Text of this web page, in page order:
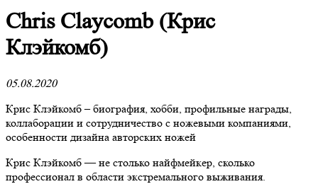
Chris Claycomb (Крис
Клэйкомб)
05.08.2020
Крис Клэйкомб – биография, хобби, профильные награды,
коллаборации и сотрудничество с ножевыми компаниями,
особенности дизайна авторских ножей
Крис Клэйкомб — не столько найфмейкер, сколько
профессионал в области экстремального выживания.